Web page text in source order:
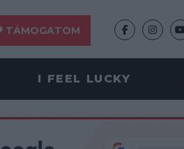
TÁMOGATOM
I FEEL LUCKY